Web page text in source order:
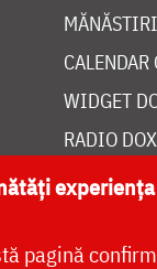
CALENDAR
WIDGET
RADIO
pagină